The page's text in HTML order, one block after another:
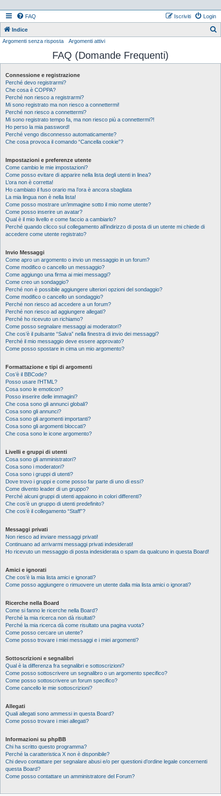
FAQ Login
Iscriviti
Indice
c
Argomenti senza risposta Argomenti attivi
FAQ (Domande Frequenti)
Connessione e registrazione
Perché devo registrarmi?
Che cosa è COPPA?
Perché non riesco a registrarmi?
Mi sono registrato ma non riesco a connettermi!
Perché non riesco a connettermi?
Mi sono registrato tempo fa, ma non riesco più a connettermi?!
Ho perso la mia password!
Perché vengo disconnesso automaticamente?
Che cosa provoca il comando “Cancella cookie”?
Impostazioni e preferenze utente
Come cambio le mie impostazioni?
Come posso evitare di apparire nella lista degli utenti in linea?
L’ora non è corretta!
Ho cambiato il fuso orario ma l’ora è ancora sbagliata
La mia lingua non è nella lista!
Come posso mostrare un’immagine sotto il mio nome utente?
Come posso inserire un avatar?
Qual è il mio livello e come faccio a cambiarlo?
Perché quando clicco sul collegamento all’indirizzo di posta di un utente mi chiede di
accedere come utente registrato?
Invio Messaggi
Come apro un argomento o invio un messaggio in un forum?
Come modifico o cancello un messaggio?
Come aggiungo una firma ai miei messaggi?
Come creo un sondaggio?
Perché non è possibile aggiungere ulteriori opzioni del sondaggio?
Come modifico o cancello un sondaggio?
Perché non riesco ad accedere a un forum?
Perché non riesco ad aggiungere allegati?
Perché ho ricevuto un richiamo?
Come posso segnalare messaggi ai moderatori?
Che cos’è il pulsante “Salva” nella finestra di invio dei messaggi?
Perché il mio messaggio deve essere approvato?
Come posso spostare in cima un mio argomento?
Formattazione e tipi di argomenti
Cos’è il BBCode?
Posso usare l’HTML?
Cosa sono le emoticon?
Posso inserire delle immagini?
Che cosa sono gli annunci globali?
Cosa sono gli annunci?
Cosa sono gli argomenti importanti?
Cosa sono gli argomenti bloccati?
Che cosa sono le icone argomento?
Livelli e gruppi di utenti
Cosa sono gli amministratori?
Cosa sono i moderatori?
Cosa sono i gruppi di utenti?
Dove trovo i gruppi e come posso far parte di uno di essi?
Come divento leader di un gruppo?
Perché alcuni gruppi di utenti appaiono in colori differenti?
Che cos’è un gruppo di utenti predefinito?
Che cos’è il collegamento “Staff”?
Messaggi privati
Non riesco ad inviare messaggi privati!
Continuano ad arrivarmi messaggi privati indesiderati!
Ho ricevuto un messaggio di posta indesiderata o spam da qualcuno in questa Board!
Amici e ignorati
Che cos’è la mia lista amici e ignorati?
Come posso aggiungere o rimuovere un utente dalla mia lista amici o ignorati?
Ricerche nella Board
Come si fanno le ricerche nella Board?
Perché la mia ricerca non dà risultati?
Perché la mia ricerca dà come risultato una pagina vuota?
Come posso cercare un utente?
Come posso trovare i miei messaggi e i miei argomenti?
Sottoscrizioni e segnalibri
Qual è la differenza fra segnalibri e sottoscrizioni?
Come posso sottoscrivere un segnalibro o un argomento specifico?
Come posso sottoscrivere un forum specifico?
Come cancello le mie sottoscrizioni?
Allegati
Quali allegati sono ammessi in questa Board?
Come posso trovare i miei allegati?
Informazioni su phpBB
Chi ha scritto questo programma?
Perché la caratteristica X non è disponibile?
Chi devo contattare per segnalare abusi e/o per questioni d’ordine legale concernenti
questa Board?
Come posso contattare un amministratore del Forum?